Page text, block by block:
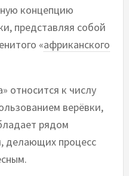
концепцию
представляя собой
«африканского
относится к числу
верёвки,
рядом
делающих процесс